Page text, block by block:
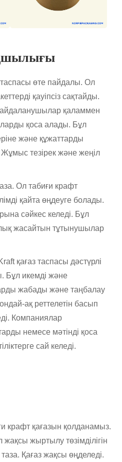
өте пайдалы. Ол
қауіпсіз сақтайды.
қаламмен
қоса алады. Бұл
және құжаттарды
Жұмыс тезірек және жеңіл
Ол табиғи крафт
қайта өңдеуге болады.
сәйкес келеді. Бұл
жасайтын тұтынушылар
қағаз таспасы дәстүрлі
Бұл икемді және
жабады және таңбалау
ақ реттелетін басып
Компаниялар
немесе мәтінді қоса
сай келеді.
крафт қағазын қолданамыз.
жақсы жыртылу төзімділігін
Қағаз жақсы өңделеді.